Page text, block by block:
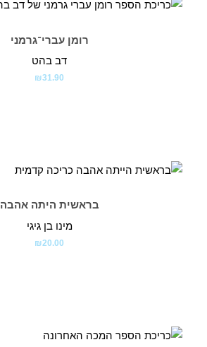
רומן עברי־גרמני
דב בהט
₪31.90
בראשית היתה אהבה
מינו בן גיגי
₪20.00